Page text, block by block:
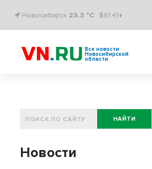
Новосибирск 23.3 °C $81.41↑
Все новости
Новосибирской
области
НАЙТИ
Новости